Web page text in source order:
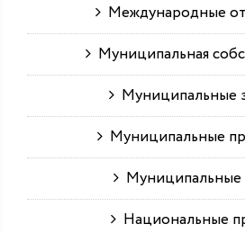
Международные
Муниципальная
Муниципальные
Муниципальные
Муниципальные
Национальные